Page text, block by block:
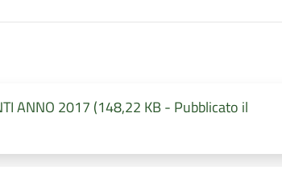
ANNO 2017 (148,22 KB - Pubblicato il